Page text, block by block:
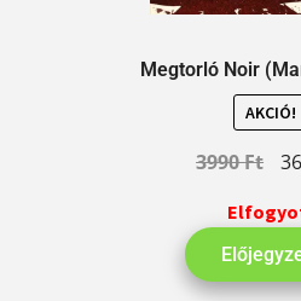
Megtorló Noir
AKCIÓ!
3990Ft